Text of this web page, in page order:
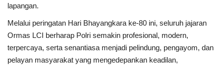
lapangan.
Melalui peringatan Hari Bhayangkara ke-80 ini, seluruh jajaran
Ormas LCI berharap Polri semakin profesional, modern,
terpercaya, serta senantiasa menjadi pelindung, pengayom, dan
pelayan masyarakat yang mengedepankan keadilan,